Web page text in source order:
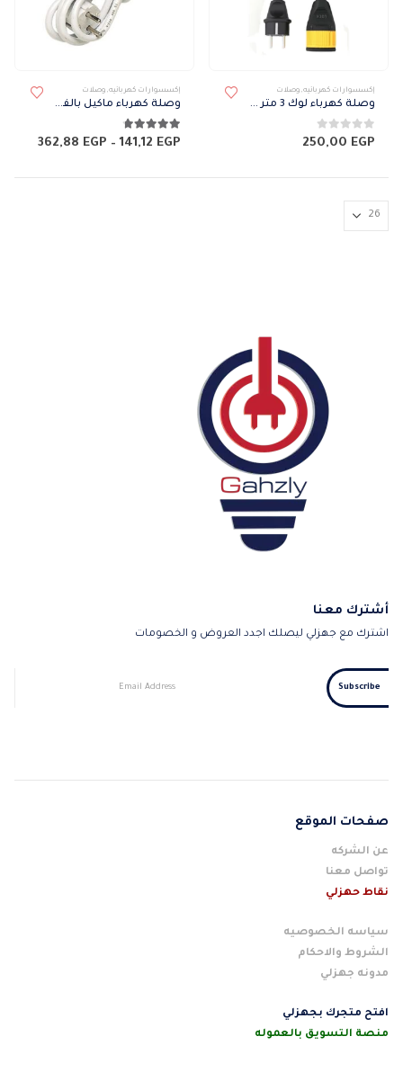
إكسسوارات كهربائيه, وصلات
وصلة كهرباء لوك 3 متر بالفيشة والبريزة
0من 5 250,00 EGP
إكسسوارات كهربائيه, وصلات
وصلة كهرباء ماكيل بالفيشة والبريزة
4.67من 5
141,12 EGP
–
362,88 EGP
أشترك معنا
اشترك مع جهزلي ليصلك اجدد العروض و الخصومات
صفحات الموقع
عن الشركه
تواصل معنا
نقاط حهزلي
سياسه الخصوصيه
الشروط والاحكام
مدونه جهزلي
افتح متجرك بجهزلي
منصة التسويق بالعموله